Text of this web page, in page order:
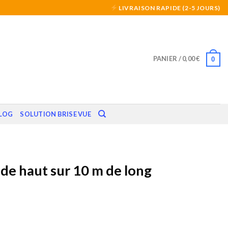
LIVRAISON RAPIDE (2-5 JOURS)
PANIER /0,00€ 0
SOLUTION BRISE VUE
haut sur 10 m de long